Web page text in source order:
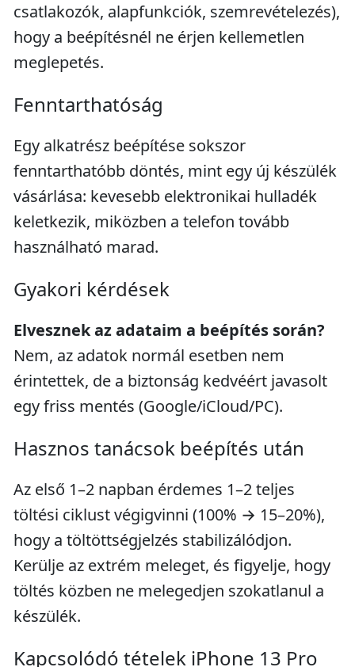
csatlakozók, alapfunkciók, szemrevételezés),
hogy a beépítésnél ne érjen kellemetlen
meglepetés.
Fenntarthatóság
Egy alkatrész beépítése sokszor
fenntarthatóbb döntés, mint egy új készülék
vásárlása: kevesebb elektronikai hulladék
keletkezik, miközben a telefon tovább
használható marad.
Gyakori kérdések
Elvesznek az adataim a beépítés során?
Nem, az adatok normál esetben nem
érintettek, de a biztonság kedvéért javasolt
egy friss mentés (Google/iCloud/PC).
Hasznos tanácsok beépítés után
Az első 1–2 napban érdemes 1–2 teljes
töltési ciklust végigvinni (100% → 15–20%),
hogy a töltöttségjelzés stabilizálódjon.
Kerülje az extrém meleget, és figyelje, hogy
töltés közben ne melegedjen szokatlanul a
készülék.
Kapcsolódó tételek iPhone 13 Pro